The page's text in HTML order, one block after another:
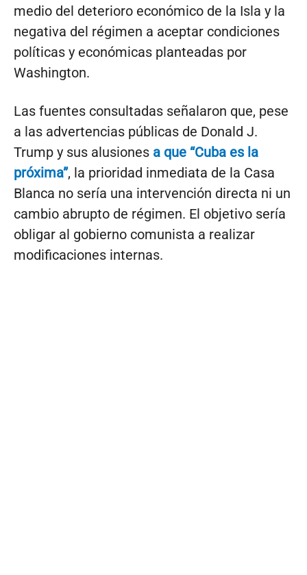
medio del deterioro económico de la Isla y la
negativa del régimen a aceptar condiciones
políticas y económicas planteadas por
Washington.
Las fuentes consultadas señalaron que, pese
a las advertencias públicas de Donald J.
Trump y sus alusiones a que “Cuba es la
próxima”, la prioridad inmediata de la Casa
Blanca no sería una intervención directa ni un
cambio abrupto de régimen. El objetivo sería
obligar al gobierno comunista a realizar
modificaciones internas.